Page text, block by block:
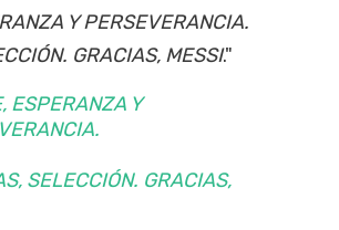
Y PERSEVERANCIA.
GRACIAS, MESSI."
ESPERANZA Y
SELECCIÓN. GRACIAS,